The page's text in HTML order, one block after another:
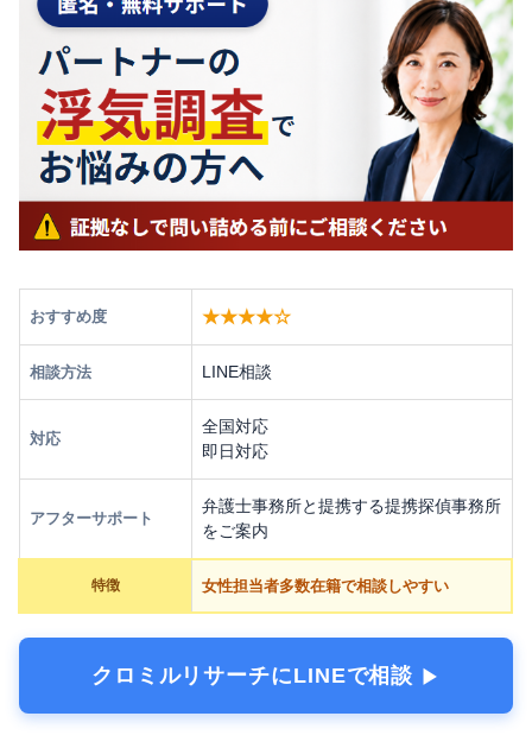
おすすめ度 ★★★★☆
相談方法 LINE相談
対応
全国対応
即日対応
アフターサポート
弁護士事務所と提携する提携探偵事務所
をご案内
特徴 女性担当者多数在籍で相談しやすい
クロミルリサーチにLINEで相談 ▶︎